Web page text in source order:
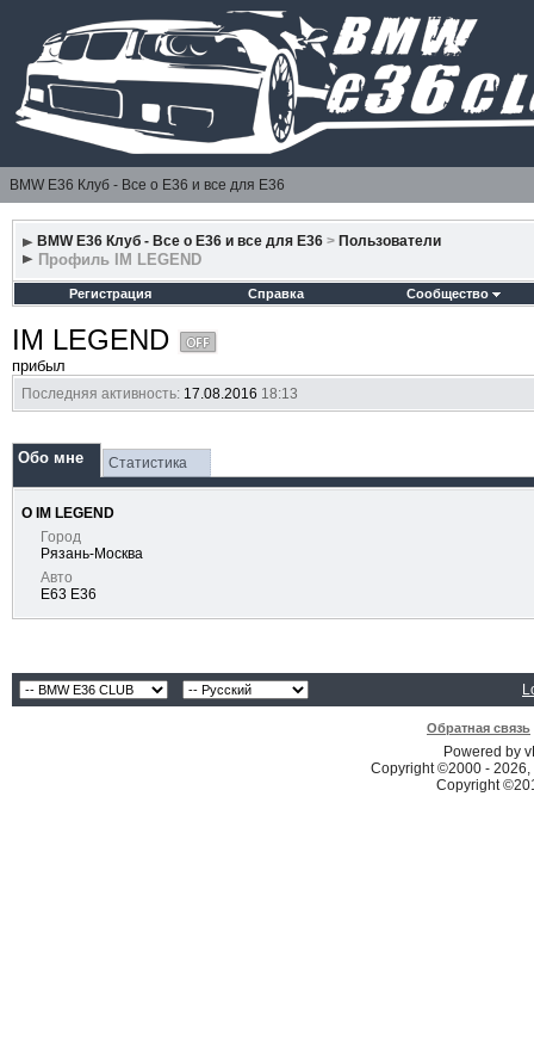
BMW E36 Клуб - Все о Е36 и все для Е36
BMW E36 Клуб - Все о Е36 и все для Е36 > Пользователи
Профиль IM LEGEND
Регистрация Справка Сообщество
IM LEGEND
прибыл
Последняя активность:17.08.2016 18:13
Обо мне Статистика
О IM LEGEND
Город
Рязань-Москва
Авто
E63 E36
Обратная связь
Powered by
Copyright ©2000 -
Copyright